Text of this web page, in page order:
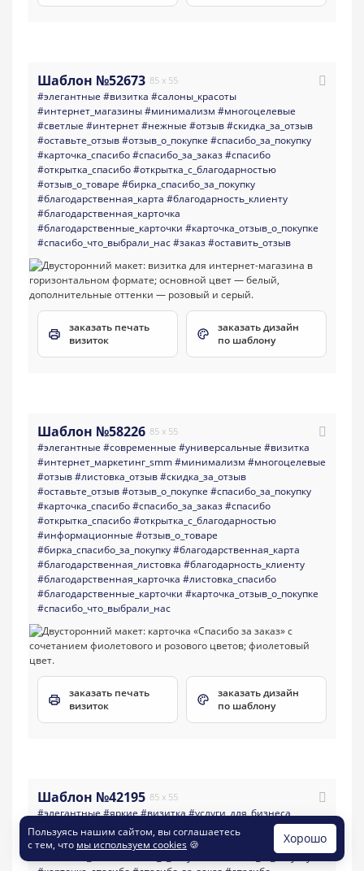
Шаблон №52673 85 x 55
#элегантные #визитка #салоны_красоты
#интернет_магазины#минимализм #многоцелевые
#светлые #интернет#нежные #отзыв#скидка_за_отзыв
#оставьте_отзыв#отзыв_о_покупке #спасибо_за_покупку
#карточка_спасибо#спасибо_за_заказ#спасибо
#открытка_спасибо#открытка_с_благодарностью
#отзыв_о_товаре #бирка_спасибо_за_покупку
#благодарственная_карта #благодарность_клиенту
#благодарственная_карточка
#благодарственные_карточки #карточка_отзыв_о_покупке
#спасибо_что_выбрали_нас#заказ#оставить_отзыв
заказать печать
визиток
заказать дизайн
по шаблону
Шаблон №58226 85 x 55
#элегантные #современные #универсальные #визитка
#интернет_маркетинг_smm#минимализм #многоцелевые
#отзыв#листовка_отзыв#скидка_за_отзыв
#оставьте_отзыв#отзыв_о_покупке #спасибо_за_покупку
#карточка_спасибо#спасибо_за_заказ#спасибо
#открытка_спасибо#открытка_с_благодарностью
#информационные #отзыв_о_товаре
#бирка_спасибо_за_покупку#благодарственная_карта
#благодарственная_листовка #благодарность_клиенту
#благодарственная_карточка #листовка_спасибо
#благодарственные_карточки #карточка_отзыв_о_покупке
#спасибо_что_выбрали_нас
заказать печать
визиток
заказать дизайн
по шаблону
Шаблон №42195 85 x 55
#элегантные#яркие#визитка#услуги_для_бизнеса
#интернет_магазины #минимализм#многоцелевые
#светлые #интернет#отзыв #скидка_за_отзыв
#спасибо_за_покупку
Пользуясь нашим сайтом, вы соглашаетесь
с тем, что мы используем cookies 🍪 Хорошо